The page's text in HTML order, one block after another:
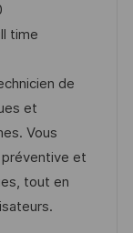
time
de
et
Vous
et
tout en